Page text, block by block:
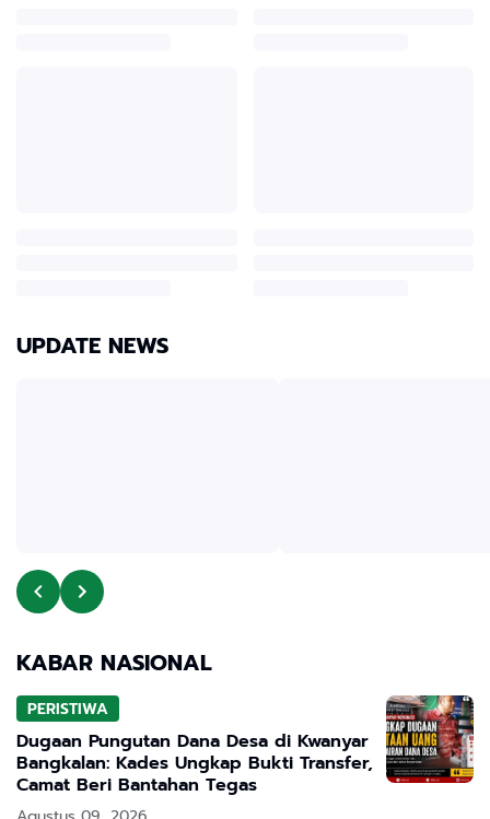
UPDATE NEWS
KABAR NASIONAL
PERISTIWA
Dugaan Pungutan Dana Desa di Kwanyar
Bangkalan: Kades Ungkap Bukti Transfer,
Camat Beri Bantahan Tegas